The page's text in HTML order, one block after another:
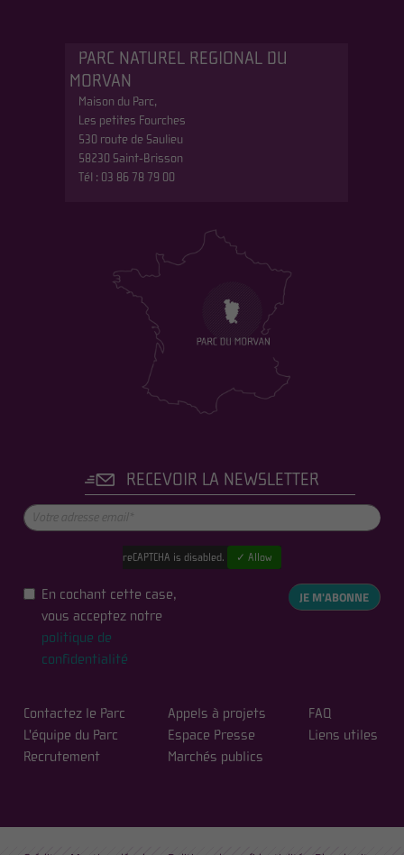
PARC NATUREL REGIONAL DU
MORVAN
Maison du Parc,
Les petites Fourches
530 route de Saulieu
58230 Saint-Brisson
Tél : 03 86 78 79 00
RECEVOIR LA NEWSLETTER
reCAPTCHA is disabled. ✓ Allow
En cochant cette case,
vous acceptez notre
politique de
confidentialité
JE M'ABONNE
Contactez le Parc
L'équipe du Parc
Recrutement
Appels à projets
Espace Presse
Marchés publics
FAQ
Liens utiles